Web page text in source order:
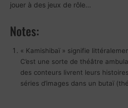
jouer à des jeux de rôle…
Notes:
« Kamishibaï » signifie
C’est une sorte de théâtre
des conteurs livrent leurs
séries d’images dans un butaï